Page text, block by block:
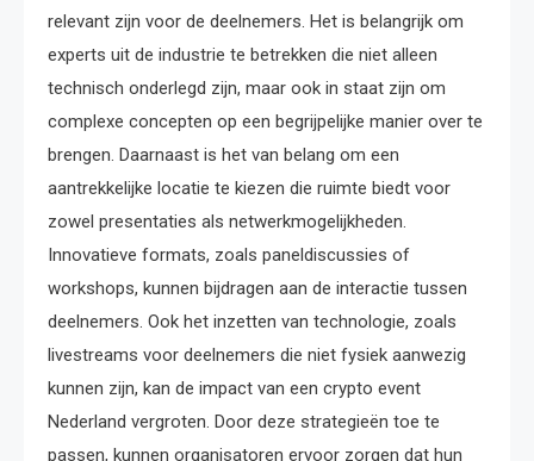
relevant zijn voor de deelnemers. Het is belangrijk om
experts uit de industrie te betrekken die niet alleen
technisch onderlegd zijn, maar ook in staat zijn om
complexe concepten op een begrijpelijke manier over te
brengen. Daarnaast is het van belang om een
aantrekkelijke locatie te kiezen die ruimte biedt voor
zowel presentaties als netwerkmogelijkheden.
Innovatieve formats, zoals paneldiscussies of
workshops, kunnen bijdragen aan de interactie tussen
deelnemers. Ook het inzetten van technologie, zoals
livestreams voor deelnemers die niet fysiek aanwezig
kunnen zijn, kan de impact van een crypto event
Nederland vergroten. Door deze strategieën toe te
passen, kunnen organisatoren ervoor zorgen dat hun